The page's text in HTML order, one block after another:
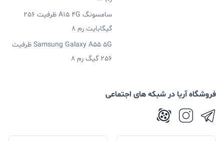
سامسونگ A15 4G ظرفیت 256
گیگابایت رم 8
Samsung Galaxy A55 5G ظرفیت
256 گیگ رم 8
فروشگاه آریا در شبکه های اجتماعی